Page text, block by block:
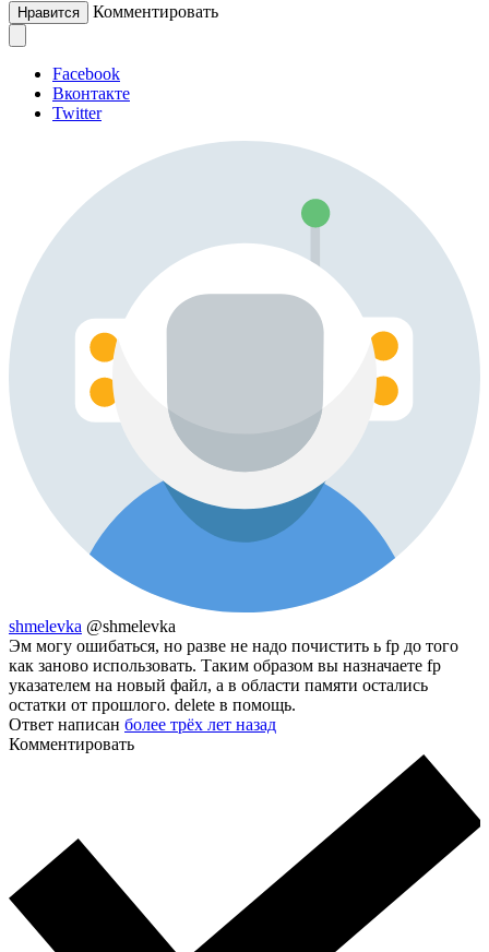
Нравится Комментировать
Facebook
Вконтакте
Twitter
shmelevka @shmelevka
Эм могу ошибаться, но разве не надо почистить ь fp до того
как заново использовать. Таким образом вы назначаете fp
указателем на новый файл, а в области памяти остались
остатки от прошлого. delete в помощь.
Ответ написан более трёх лет назад
Комментировать